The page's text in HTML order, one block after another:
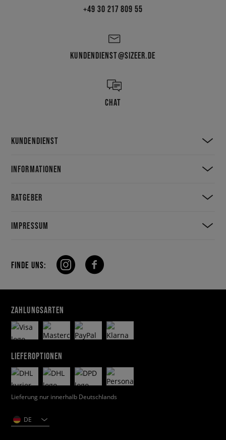
+49 30 217 809 55
KUNDENDIENST@SIZEER.DE
CHAT
KUNDENDIENST
INFORMATIONEN
RATGEBER
IMPRESSUM
FINDE UNS:
ZAHLUNGSARTEN
LIEFEROPTIONEN
Lieferung nur innerhalb Deutschlands
DE